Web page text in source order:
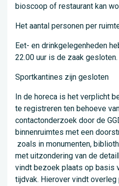
bioscoop of restaurant kan
Het aantal personen per
Eet- en drinkgelegenheden
22.00 uur is de zaak gesloten.
Sportkantines zijn gesloten
In de horeca is het verplicht
te registreren ten behoeve
contactonderzoek door de
binnenruimtes met een
zoals in monumenten,
met uitzondering van de
vindt bezoek plaats op basis
tijdvak. Hierover vindt